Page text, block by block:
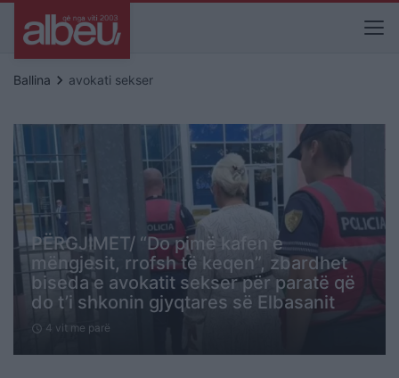
Ballina keyboard_arrow_right avokati sekser
PËRGJIMET/ “Do pimë kafen e
mëngjesit, rrofsh të keqen”, zbardhet
biseda e avokatit sekser për paratë që
do t’i shkonin gjyqtares së Elbasanit
schedule 4 vit me parë